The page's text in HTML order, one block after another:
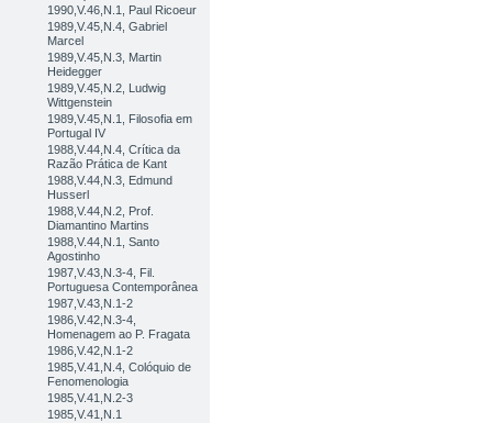
1990,V.46,N.1, Paul Ricoeur
1989,V.45,N.4, Gabriel
Marcel
1989,V.45,N.3, Martin
Heidegger
1989,V.45,N.2, Ludwig
Wittgenstein
1989,V.45,N.1, Filosofia em
Portugal IV
1988,V.44,N.4, Crítica da
Razão Prática de Kant
1988,V.44,N.3, Edmund
Husserl
1988,V.44,N.2, Prof.
Diamantino Martins
1988,V.44,N.1, Santo
Agostinho
1987,V.43,N.3-4, Fil.
Portuguesa Contemporânea
1987,V.43,N.1-2
1986,V.42,N.3-4,
Homenagem ao P. Fragata
1986,V.42,N.1-2
1985,V.41,N.4, Colóquio de
Fenomenologia
1985,V.41,N.2-3
1985,V.41,N.1